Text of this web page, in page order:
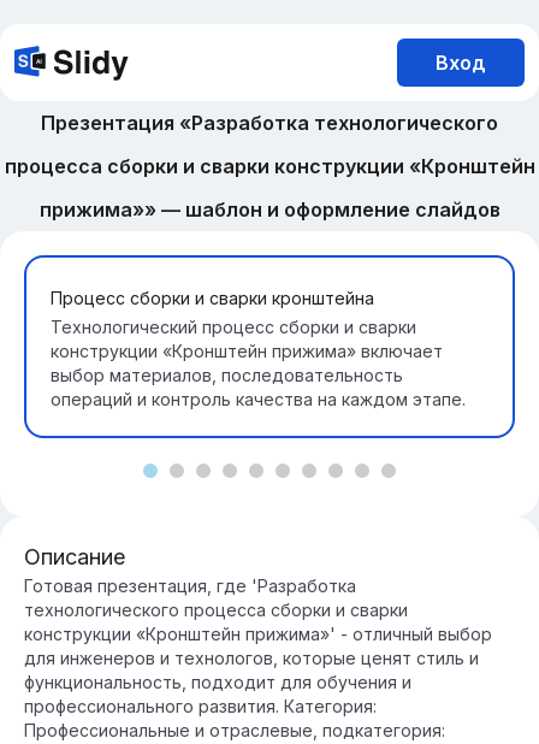
Вход
Презентация «Разработка технологического
процесса сборки и сварки конструкции «Кронштейн
прижима»» — шаблон и оформление слайдов
Процесс сборки и сварки кронштейна
Технологический процесс сборки и сварки
конструкции «Кронштейн прижима» включает
выбор материалов, последовательность
операций и контроль качества на каждом этапе.
Описание
Готовая презентация, где 'Разработка
технологического процесса сборки и сварки
конструкции «Кронштейн прижима»' - отличный выбор
для инженеров и технологов, которые ценят стиль и
функциональность, подходит для обучения и
профессионального развития. Категория:
Профессиональные и отраслевые, подкатегория: